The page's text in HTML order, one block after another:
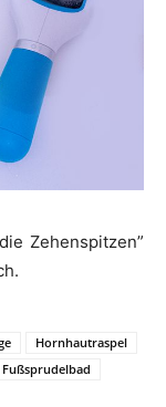
Zehenspitzen”
Hornhautraspel